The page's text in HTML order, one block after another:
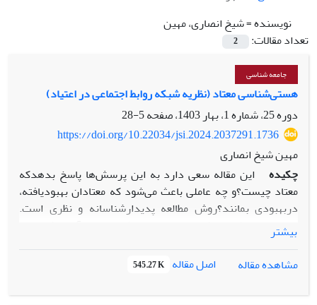
نویسنده =شیخ انصاری، مهین
تعداد مقالات:
2
جامعه شناسی
هستی‌شناسی معتاد (نظریه شبکه روابط اجتماعی در اعتیاد)
دوره 25، شماره 1، بهار 1403، صفحه
5-28
https://doi.org/10.22034/jsi.2024.2037291.1736
مهین شیخ انصاری
چکیده
این مقاله سعی دارد به این پرسش‌ها پاسخ بدهدکه
معتاد چیست؟و چه عاملی باعث می‌شود که معتادان بهبودیافته،
دربهبودی بمانند؟روش مطالعه پدیدارشناسانه و نظری است.
داده‌ها با روش‌های کیفی و اسنادی-مطالعاتی جمع‌آوری شده‌اند.
نمونه‌ها در مشاهده‌مستقیم جلسه‌های معتادان درحال
بهبودیNA وکنگره60، جلسه‌های خانواده‌های معتادان در
همسفران، نارانان و سیمانان، جلسه‌های گروه‌درمانی کلینیک‌
تخصصی ترک اعتیاد ثامن بودند. نمونه‌ها در مصاحبه‌عمیق
بیشتر
مشاهده مقاله
اصل مقاله 545.27 K